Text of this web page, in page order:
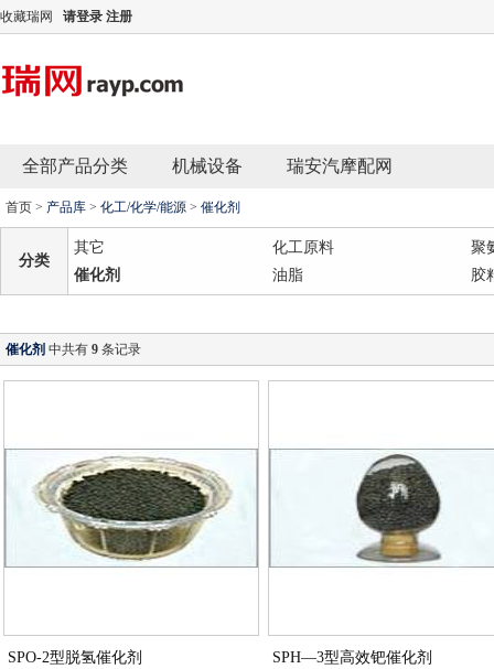
收藏瑞网 请登录 注册
全部产品分类 机械设备 瑞安汽摩配网
首页 > 产品库 > 化工/化学/能源 > 催化剂
分类
其它 化工原料
聚
催化剂
油脂 胶
催化剂 中共有 9 条记录
SPO-2型脱氢催化剂 SPH—3型高效钯催化剂